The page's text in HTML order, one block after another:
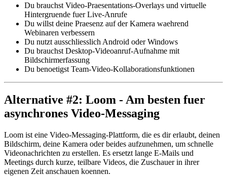
Du brauchst Video-Praesentations-Overlays und virtuelle
Hintergruende fuer Live-Anrufe
Du willst deine Praesenz auf der Kamera waehrend
Webinaren verbessern
Du nutzt ausschliesslich Android oder Windows
Du brauchst Desktop-Videoanruf-Aufnahme mit
Bildschirmerfassung
Du benoetigst Team-Video-Kollaborationsfunktionen
Alternative #2: Loom - Am besten fuer
asynchrones Video-Messaging
Loom ist eine Video-Messaging-Plattform, die es dir erlaubt, deinen
Bildschirm, deine Kamera oder beides aufzunehmen, um schnelle
Videonachrichten zu erstellen. Es ersetzt lange E-Mails und
Meetings durch kurze, teilbare Videos, die Zuschauer in ihrer
eigenen Zeit anschauen koennen.